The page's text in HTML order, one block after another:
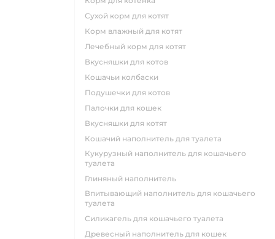
сухой корм для котят
корм влажный для котят
лечебный корм для котят
вкусняшки для котов
кошачьи колбаски
подушечки для котов
палочки для кошек
вкусняшки для котят
кошачий наполнитель для туалета
кукурузный наполнитель для кошачьего
туалета
глиняный наполнитель
впитывающий наполнитель для кошачьего
туалета
силикагель для кошачьего туалета
древесный наполнитель для кошек